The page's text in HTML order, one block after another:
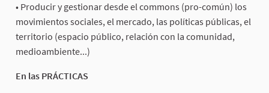
• Producir y gestionar desde el commons (pro-común) los
movimientos sociales, el mercado, las políticas públicas, el
territorio (espacio público, relación con la comunidad,
medioambiente...)
En las PRÁCTICAS